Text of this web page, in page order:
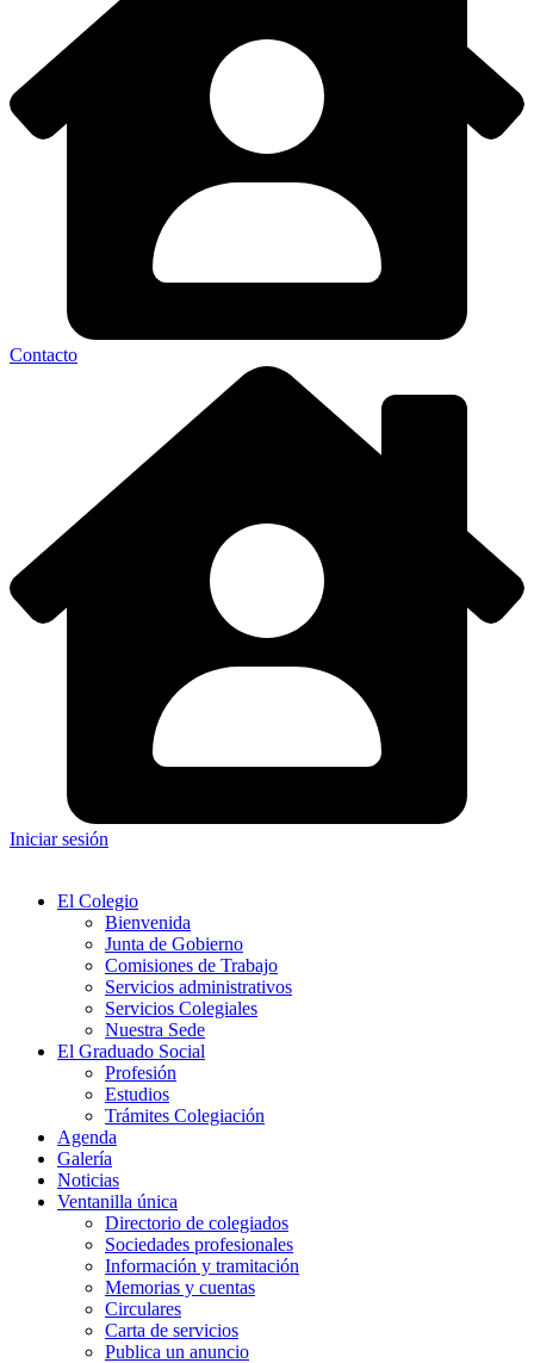
Contacto
Iniciar sesión
El Colegio
Bienvenida
Junta de Gobierno
Comisiones de Trabajo
Servicios administrativos
Servicios Colegiales
Nuestra Sede
El Graduado Social
Profesión
Estudios
Trámites Colegiación
Agenda
Galería
Noticias
Ventanilla única
Directorio de colegiados
Sociedades profesionales
Información y tramitación
Memorias y cuentas
Circulares
Carta de servicios
Publica un anuncio